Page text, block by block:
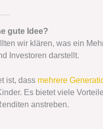
gute Idee?
wir klären, was ein
Investoren darstellt.
ist, dass mehrere
Es bietet viele
anstreben.